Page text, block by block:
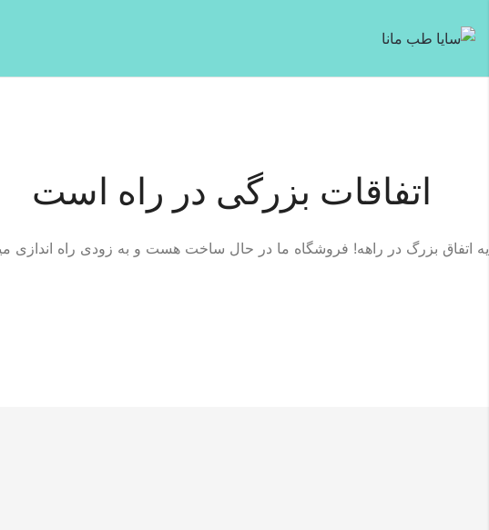
اتفاقات بزرگی در راه است
یه اتفاق بزرگ در راهه! فروشگاه ما در حال ساخت هست و به زودی راه اندازی